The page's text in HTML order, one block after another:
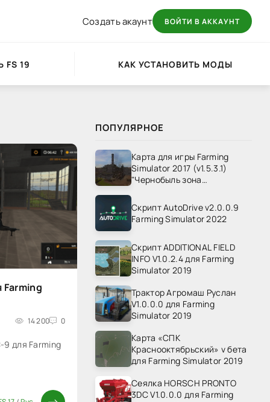
Создать акаунт ВОЙТИ В АККАУНТ
FS 19 КАК УСТАНОВИТЬ МОДЫ
14 200 0
для Farming
ПОПУЛЯРНОЕ
Карта для игры Farming
Simulator 2017 (v1.5.3.1)
"Чернобыль зона
Скрипт AutoDrive v2.0.0.9
Farming Simulator 2022
Скрипт ADDITIONAL FIELD
INFO V1.0.2.4 для Farming
Simulator 2019
Трактор Агромаш Руслан
V1.0.0.0 для Farming
Simulator 2019
Карта «СПК
Краснооктябрьский» v бета
для Farming Simulator 2019
Сеялка HORSCH PRONTO
3DC V1.0.0.0 для Farming